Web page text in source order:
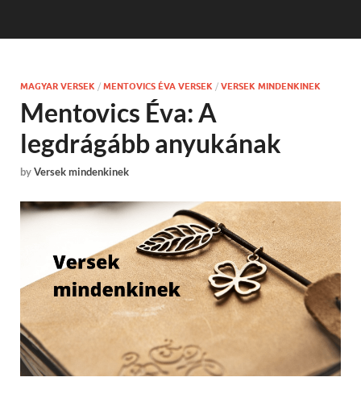
MAGYAR VERSEK / MENTOVICS ÉVA VERSEK / VERSEK MINDENKINEK
Mentovics Éva: A
legdrágább anyukának
byVersek mindenkinek